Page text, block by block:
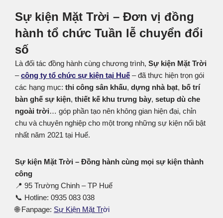
Sự kiện Mặt Trời – Đơn vị đồng
hành tổ chức Tuần lễ chuyển đổi
số
Là đối tác đồng hành cùng chương trình, Sự kiện Mặt Trời
–công ty tổ chức sự kiện tại Huế – đã thực hiện trọn gói
các hạng mục: thi công sân khấu, dựng nhà bạt, bố trí
bàn ghế sự kiện, thiết kế khu trưng bày, setup dù che
ngoài trời… góp phần tạo nên không gian hiện đại, chỉn
chu và chuyên nghiệp cho một trong những sự kiện nổi bật
nhất năm 2021 tại Huế.
Sự kiện Mặt Trời – Đồng hành cùng mọi sự kiện thành
công
📍 95 Trường Chinh – TP Huế
📞 Hotline: 0935 083 038
🌐 Fanpage: Sự Kiện Mặt Trời